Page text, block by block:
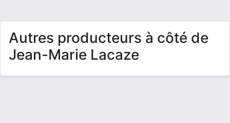
Autres producteurs à côté de
Jean-Marie Lacaze